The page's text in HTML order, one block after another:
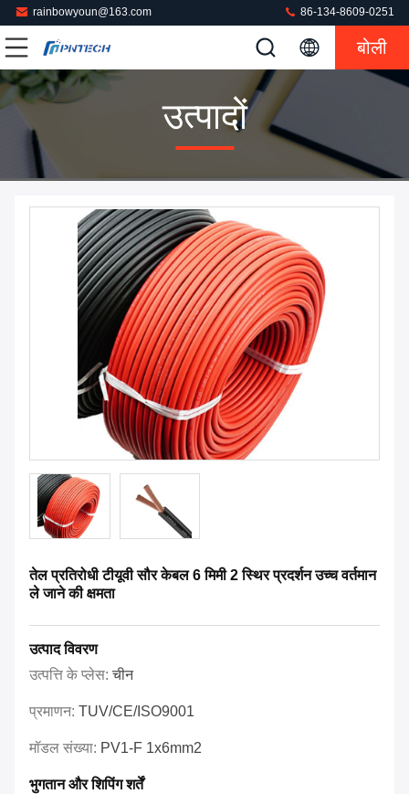
rainbowyoun@163.com 86-134-8609-0251
बोली
उत्पादों
तेल प्रतिरोधी टीयूवी सौर केबल 6 मिमी 2 स्थिर प्रदर्शन उच्च वर्तमान
ले जाने की क्षमता
उत्पाद विवरण
उत्पत्ति के प्लेस:चीन
प्रमाणन: TUV/CE/ISO9001
मॉडल संख्या: PV1-F 1x6mm2
भुगतान और शिपिंग शर्तें